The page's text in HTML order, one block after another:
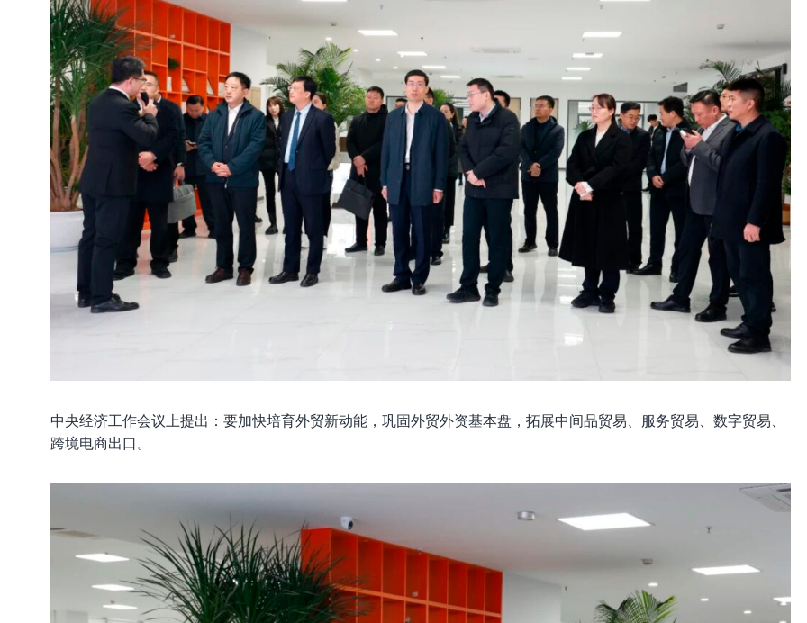
中央经济工作会议上提出：要加快培育外贸新动能，巩固外贸外资基本盘，拓展中间品贸易、服务贸易、数字贸易、
跨境电商出口。